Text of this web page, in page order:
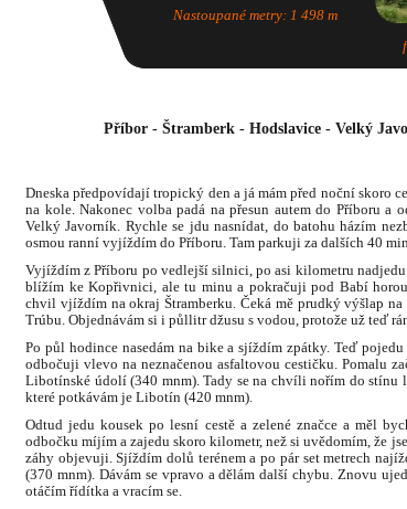
Příbor - Štramberk - Hodslavice - Velký
Dneska předpovídají tropický den a já mám před noční skoro
na kole. Nakonec volba padá na přesun autem do Příboru
Velký Javorník. Rychle se jdu nasnídat, do batohu házím
osmou ranní vyjíždím do Příboru. Tam parkuji za dalších 40
Vyjíždím z Příboru po vedlejší silnici, po asi kilometru
blížím ke Kopřivnici, ale tu minu a pokračuji pod Babí horou
chvil vjíždím na okraj Štramberku. Čeká mě prudký výšlap na
Trúbu. Objednávám si i půllitr džusu s vodou, protože už teď
Po půl hodince nasedám na bike a sjíždím zpátky. Teď
odbočuji vlevo na neznačenou asfaltovou cestičku. Pomalu
Libotínské údolí (340 mnm). Tady se na chvíli nořím do stínu
které potkávám je Libotín (420 mnm).
Odtud jedu kousek po lesní cestě a zelené značce a měl
odbočku míjím a zajedu skoro kilometr, než si uvědomím, že
záhy objevuji. Sjíždím dolů terénem a po pár set metrech
(370 mnm). Dávám se vpravo a dělám další chybu. Znovu
otáčím řídítka a vracím se.
Nastoupané metry: 1 498 m